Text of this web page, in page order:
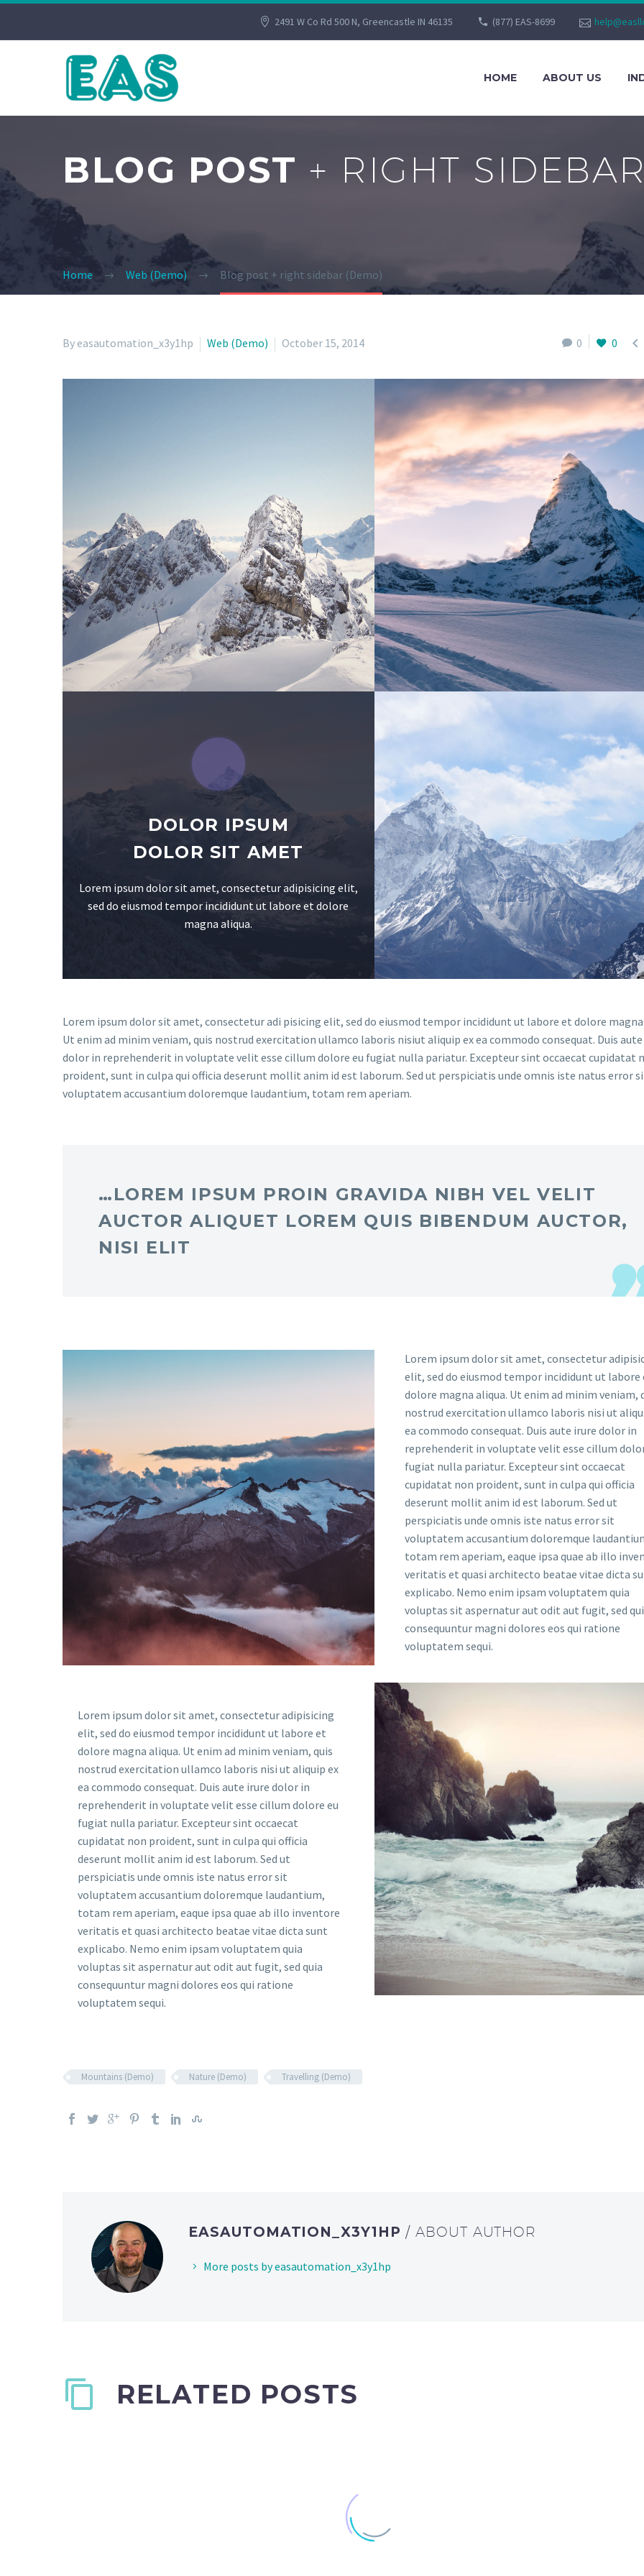
2491 W Co Rd 500 N, Greencastle IN 46135 (877) EAS-8699
HOME ABOUT US
BLOG POST + RIGHT
Home Web (Demo) Blog post + right sidebar (Demo)
0 0 
By easautomation_x3y1hp Web (Demo) October 15, 2014
DOLOR IPSUM
DOLOR SIT AMET
Lorem ipsum dolor sit amet, consectetur adipisicing elit,
sed do eiusmod tempor incididunt ut labore et dolore
magna aliqua.
Lorem ipsum dolor sit amet, consectetur adi pisicing elit, sed do eiusmod tempor incididunt ut labore et dolore
Ut enim ad minim veniam, quis nostrud exercitation ullamco laboris nisiut aliquip ex ea commodo consequat. Duis
dolor in reprehenderit in voluptate velit esse cillum dolore eu fugiat nulla pariatur. Excepteur sint occaecat cupidatat
proident, sunt in culpa qui officia deserunt mollit anim id est laborum. Sed ut perspiciatis unde omnis iste natus error
voluptatem accusantium doloremque laudantium, totam rem aperiam.
…LOREM IPSUM PROIN GRAVIDA NIBH VEL VELIT
AUCTOR ALIQUET LOREM QUIS BIBENDUM AUCTOR,
NISI ELIT
Lorem ipsum dolor sit amet, consectetur
elit, sed do eiusmod tempor incididunt ut labore
dolore magna aliqua. Ut enim ad minim veniam,
nostrud exercitation ullamco laboris nisi ut
ea commodo consequat. Duis aute irure dolor in
reprehenderit in voluptate velit esse cillum
fugiat nulla pariatur. Excepteur sint occaecat
cupidatat non proident, sunt in culpa qui officia
deserunt mollit anim id est laborum. Sed ut
perspiciatis unde omnis iste natus error sit
voluptatem accusantium doloremque
totam rem aperiam, eaque ipsa quae ab illo
veritatis et quasi architecto beatae vitae dicta
explicabo. Nemo enim ipsam voluptatem quia
voluptas sit aspernatur aut odit aut fugit, sed
consequuntur magni dolores eos qui ratione
voluptatem sequi.
Lorem ipsum dolor sit amet, consectetur adipisicing
elit, sed do eiusmod tempor incididunt ut labore et
dolore magna aliqua. Ut enim ad minim veniam, quis
nostrud exercitation ullamco laboris nisi ut aliquip ex
ea commodo consequat. Duis aute irure dolor in
reprehenderit in voluptate velit esse cillum dolore eu
fugiat nulla pariatur. Excepteur sint occaecat
cupidatat non proident, sunt in culpa qui officia
deserunt mollit anim id est laborum. Sed ut
perspiciatis unde omnis iste natus error sit
voluptatem accusantium doloremque laudantium,
totam rem aperiam, eaque ipsa quae ab illo inventore
veritatis et quasi architecto beatae vitae dicta sunt
explicabo. Nemo enim ipsam voluptatem quia
voluptas sit aspernatur aut odit aut fugit, sed quia
consequuntur magni dolores eos qui ratione
voluptatem sequi.
Mountains (Demo) Nature (Demo) Travelling (Demo)
EASAUTOMATION_X3Y1HP / ABOUT AUTHOR
More posts by easautomation_x3y1hp
RELATED POSTS